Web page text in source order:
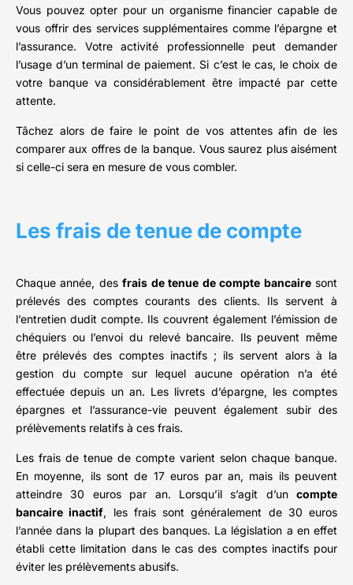
Vous pouvez opter pour un organisme financier capable de
vous offrir des services supplémentaires comme l’épargne et
l’assurance. Votre activité professionnelle peut demander
l’usage d’un terminal de paiement. Si c’est le cas, le choix de
votre banque va considérablement être impacté par cette
attente.
Tâchez alors de faire le point de vos attentes afin de les
comparer aux offres de la banque. Vous saurez plus aisément
si celle-ci sera en mesure de vous combler.
Les frais de tenue de compte
Chaque année, desfrais de tenue de compte bancairesont
prélevés des comptes courants des clients. Ils servent à
l’entretien dudit compte. Ils couvrent également l’émission de
chéquiers ou l’envoi du relevé bancaire. Ils peuvent même
être prélevés des comptes inactifs ; ils servent alors à la
gestion du compte sur lequel aucune opération n’a été
effectuée depuis un an. Les livrets d’épargne, les comptes
épargnes et l’assurance-vie peuvent également subir des
prélèvements relatifs à ces frais.
Les frais de tenue de compte varient selon chaque banque.
En moyenne, ils sont de 17 euros par an, mais ils peuvent
atteindre 30 euros par an. Lorsqu’il s’agit d’un compte
bancaire inactif, les frais sont généralement de 30 euros
l’année dans la plupart des banques. La législation a en effet
établi cette limitation dans le cas des comptes inactifs pour
éviter les prélèvements abusifs.